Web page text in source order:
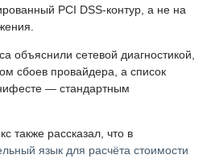
PCI DSS-контур, а не на
объяснили сетевой диагностикой,
сбоев провайдера, а список
— стандартным
также рассказал, что в
язык для расчёта стоимости